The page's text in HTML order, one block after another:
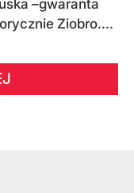
–gwaranta
Ziobro....